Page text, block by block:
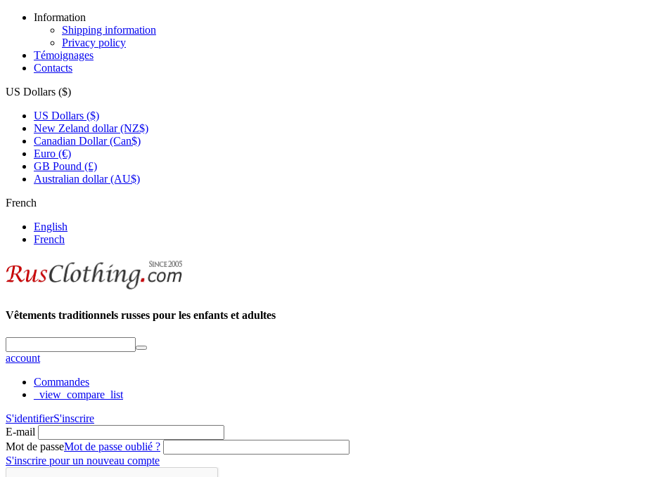
Information
Shipping information
Privacy policy
Témoignages
Contacts
US Dollars ($)
US Dollars ($)
New Zeland dollar (NZ$)
Canadian Dollar (Can$)
Euro (€)
GB Pound (£)
Australian dollar (AU$)
French
English
French
Vêtements traditionnels russes pour les enfants et adultes
account
Commandes
_view_compare_list
S'identifierS'inscrire
E-mail
Mot de passeMot de passe oublié ?
S'inscrire pour un nouveau compte